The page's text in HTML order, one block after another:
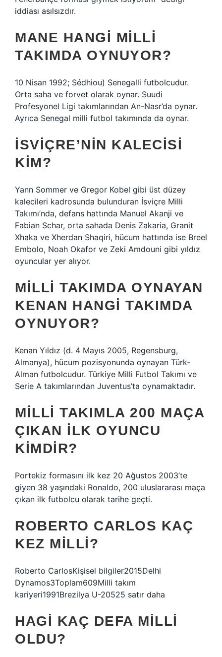
iddiası asılsızdır.
MANE HANGI MILLI
TAKIMDA OYNUYOR?
10 Nisan 1992; Sédhiou) Senegalli futbolcudur.
Orta saha ve forvet olarak oynar. Suudi
Profesyonel Ligi takımlarından An-Nasr’da oynar.
Ayrıca Senegal milli futbol takımında da oynar.
İSVIÇRE’NIN KALECISI
KIM?
Yann Sommer ve Gregor Kobel gibi üst düzey
kalecileri kadrosunda bulunduran İsviçre Milli
Takımı’nda, defans hattında Manuel Akanji ve
Fabian Schar, orta sahada Denis Zakaria, Granit
Xhaka ve Xherdan Shaqiri, hücum hattında ise Breel
Embolo, Noah Okafor ve Zeki Amdouni gibi yıldız
oyuncular yer alıyor.
MILLI TAKIMDA OYNAYAN
KENAN HANGI TAKIMDA
OYNUYOR?
Kenan Yıldız (d. 4 Mayıs 2005, Regensburg,
Almanya), hücum pozisyonunda oynayan Türk-
Alman futbolcudur. Türkiye Milli Futbol Takımı ve
Serie A takımlarından Juventus’ta oynamaktadır.
MILLI TAKIMLA 200 MAÇA
ÇIKAN ILK OYUNCU
KIMDIR?
Portekiz formasını ilk kez 20 Ağustos 2003’te
giyen 38 yaşındaki Ronaldo, 200 uluslararası maça
çıkan ilk futbolcu olarak tarihe geçti.
ROBERTO CARLOS KAÇ
KEZ MILLI?
Roberto CarlosKişisel bilgiler2015Delhi
Dynamos3Toplam609Milli takım
kariyeri1991Brezilya U-20525 satır daha
HAGI KAÇ DEFA MILLI
OLDU?